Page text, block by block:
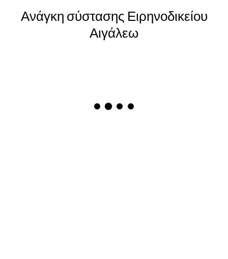
25η Μαρτίου – Η αξία και η
καταδίκη των ηρώων